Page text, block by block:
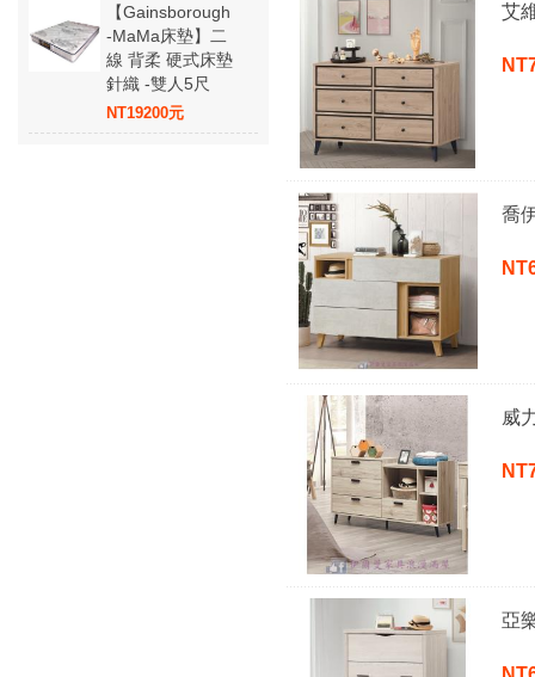
【Gainsborough
-MaMa床墊】二
線 背柔 硬式床墊
針織 -雙人5尺
NT19200元
艾
喬
威
亞